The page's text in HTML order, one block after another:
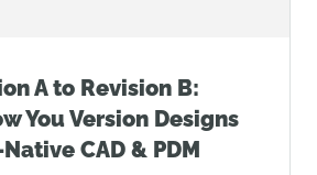
A to Revision B:
You Version Designs
CAD & PDM